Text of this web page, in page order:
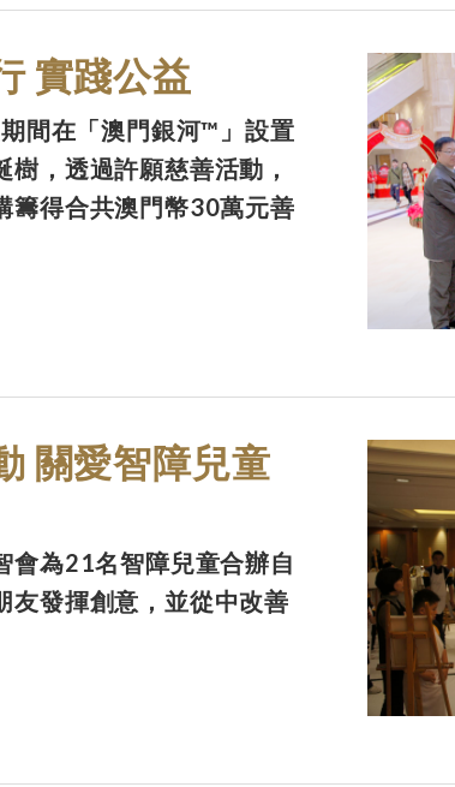
實踐公益
間在「澳門銀河™」設置
，透過許願慈善活動，
籌得合共澳門幣30萬元善
關愛智障兒童
會為21名智障兒童合辦自
友發揮創意，並從中改善